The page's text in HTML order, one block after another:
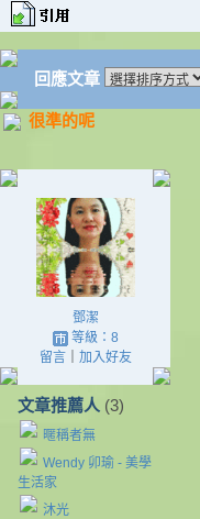
回應文章
很準的呢
鄧潔
等級：8
留言｜ 加入好友
文章推薦人 (3)
暱稱者無
Wendy 卯瑜 - 美學
生活家
沐光